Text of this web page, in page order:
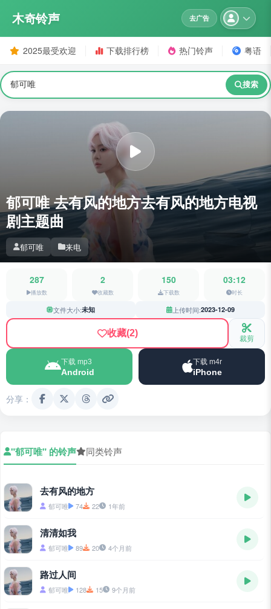
木奇铃声 去广告
2025最受欢迎 下载排行榜 热门铃声 粤语
搜索
郁可唯 去有风的地方去有风的地方电视
剧主题曲
郁可唯 来电
287
播放数
2
收藏数
150
下载数
03:12
时长
文件大小:未知 上传时间:2023-12-09
收藏(2) 裁剪
下载 mp3
Android
下载 m4r
iPhone
分享：
"郁可唯" 的铃声 同类铃声
去有风的地方
郁可唯 74 22 1年前
清清如我
郁可唯 89 20 4个月前
路过人间
郁可唯 128 15 9个月前